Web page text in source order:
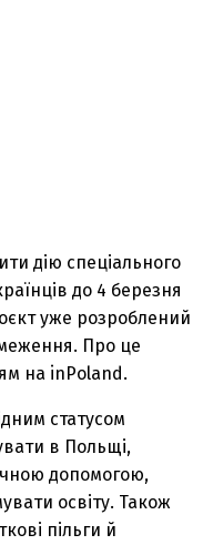
дію спеціального
до 4 березня
уже розроблений
Про це
на inPoland.
статусом
в Польщі,
допомогою,
освіту. Також
пільги й